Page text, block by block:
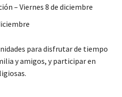
– Viernes 8 de diciembre
para disfrutar de tiempo
y amigos, y participar en